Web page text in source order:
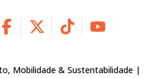
Mobilidade & Sustentabilidade |